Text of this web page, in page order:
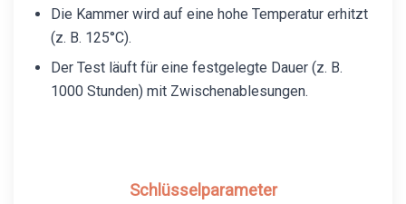
Die Kammer wird auf eine hohe Temperatur erhitzt
(z. B. 125°C).
Der Test läuft für eine festgelegte Dauer (z. B.
1000 Stunden) mit Zwischenablesungen.
Schlüsselparameter